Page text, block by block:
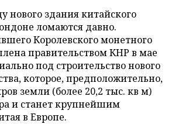
нового здания китайского
ломаются давно.
Королевского монетного
правительством КНР в мае
под строительство нового
которое, предположительно,
земли (более 20,2 тыс. кв м)
и станет крупнейшим
в Европе.